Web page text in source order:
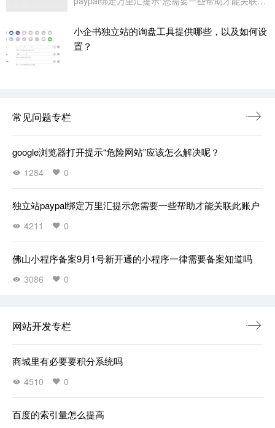
小企书独立站的询盘工具提供哪些，以及如何设
置？
常见问题专栏
google浏览器打开提示“危险网站”应该怎么解决呢？
1284 0
独立站paypal绑定万里汇提示您需要一些帮助才能关联此账户
4211 0
佛山小程序备案9月1号新开通的小程序一律需要备案知道吗
3086 0
网站开发专栏
商城里有必要要积分系统吗
4510 0
百度的索引量怎么提高